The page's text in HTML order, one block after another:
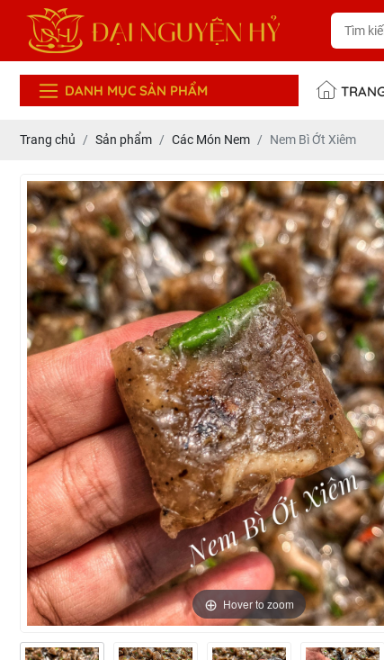
DANH MỤC SẢN PHẨM
Trang chủ Sản phẩm Các Món Nem Nem Bì Ớt Xiêm
Hover to zoom